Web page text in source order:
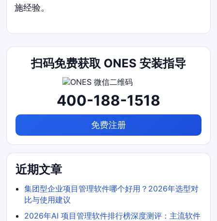
施经验。
扫码免费获取 ONES 安装指导
400-188-1518
免费注册
近期文章
集团型企业项目管理软件哪个好用？2026年选型对
比与使用建议
2026年AI 项目管理软件排行榜深度测评：主流软件